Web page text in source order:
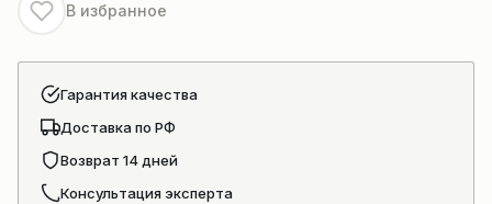
автокранов
В избранное
Гарантия качества
Доставка по РФ
Возврат 14 дней
Консультация эксперта